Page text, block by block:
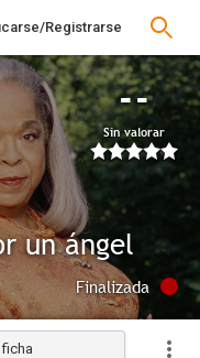
Registrarse
--
Sin valorar
un ángel
Finalizada